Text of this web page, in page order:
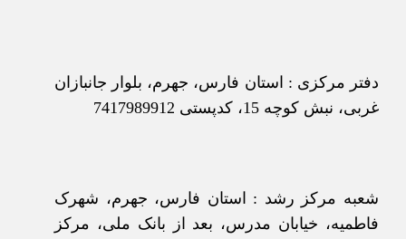
دفتر مرکزی : استان فارس، جهرم، بلوار جانبازان
غربی، نبش کوچه 15، کدپستی 7417989912
شعبه مرکز رشد : استان فارس، جهرم، شهرک
فاطمیه، خیابان مدرس، بعد از بانک ملی، مرکز